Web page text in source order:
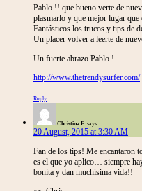
Pablo !! que bueno verte de
plasmarlo y que mejor lugar que
Fantásticos los trucos y tips de
Un placer volver a leerte de
Un fuerte abrazo Pablo !
http://www.thetrendysurfer.com/
Reply
Christina E. says:
20 August, 2015 at 3:30 AM
Fan de los tips! Me encantaron
es el que yo aplico… siempre
bonita y dan muchísima vida!!